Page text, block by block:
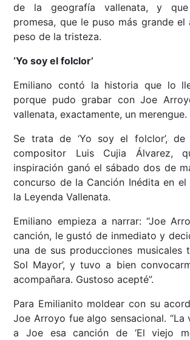
de la geografía vallenata, y
promesa, que le puso más grande el
peso de la tristeza.
‘Yo soy el folclor’
Emiliano contó la historia que lo
porque pudo grabar con Joe
vallenata, exactamente, un merengue.
Se trata de ‘Yo soy el folclor’,
compositor Luis Cujia Álvarez,
inspiración ganó el sábado dos de
concurso de la Canción Inédita en el
la Leyenda Vallenata.
Emiliano empieza a narrar: “Joe
canción, le gustó de inmediato y
una de sus producciones musicales
Sol Mayor’, y tuvo a bien
acompañara. Gustoso acepté”.
Para Emilianito moldear con su
Joe Arroyo fue algo sensacional. “La
a Joe esa canción de ‘El viejo